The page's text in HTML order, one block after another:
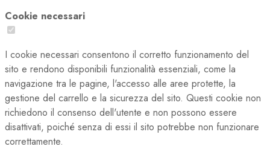
Cookie necessari
I cookie necessari consentono il corretto funzionamento del
sito e rendono disponibili funzionalità essenziali, come la
navigazione tra le pagine, l'accesso alle aree protette, la
gestione del carrello e la sicurezza del sito. Questi cookie non
richiedono il consenso dell'utente e non possono essere
disattivati, poiché senza di essi il sito potrebbe non funzionare
correttamente.